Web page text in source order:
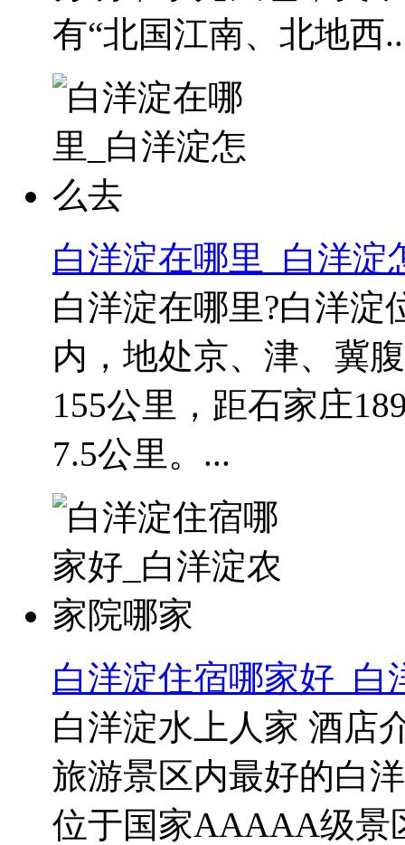
有“北国江南、北地西
白洋淀在哪里_白洋淀
白洋淀在哪里?白洋淀
内，地处京、津、冀
155公里，距石家庄
7.5公里。...
白洋淀住宿哪家好_白
白洋淀水上人家 酒店
旅游景区内最好的白
位于国家AAAAA级景